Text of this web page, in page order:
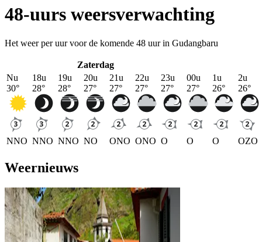
48-uurs weersverwachting
Het weer per uur voor de komende 48 uur in Gudangbaru
Zaterdag
Nu
30°
NNO
18u
28°
NNO
19u
28°
NNO
20u
27°
NO
21u
27°
ONO
22u
27°
ONO
23u
27°
O
00u
27°
O
1u
26°
O
2u
26°
OZO
Weernieuws